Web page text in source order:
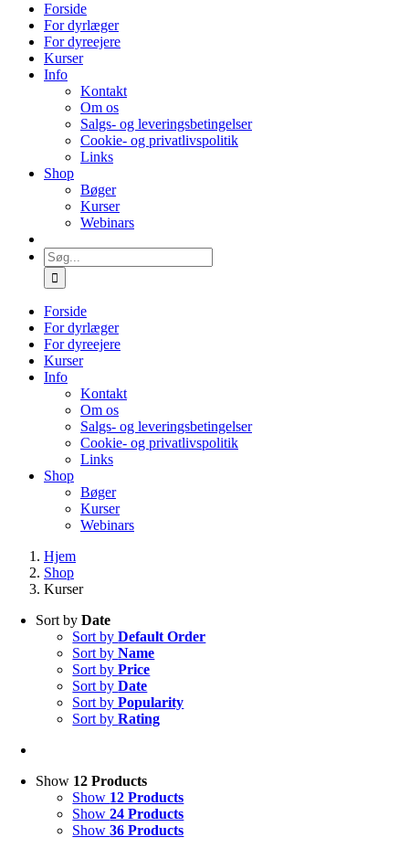
Forside
For dyrlæger
For dyreejere
Kurser
Info
Kontakt
Om os
Salgs- og leveringsbetingelser
Cookie- og privatlivspolitik
Links
Shop
Bøger
Kurser
Webinars
Søg
efter:
Forside
For dyrlæger
For dyreejere
Kurser
Info
Kontakt
Om os
Salgs- og leveringsbetingelser
Cookie- og privatlivspolitik
Links
Shop
Bøger
Kurser
Webinars
Hjem
Shop
Kurser
Sort byDate
Sort byDefault Order
Sort byName
Sort byPrice
Sort byDate
Sort byPopularity
Sort byRating
Show 12 Products
Show 12 Products
Show24 Products
Show36 Products